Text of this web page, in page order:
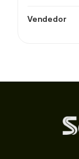
Vendedor